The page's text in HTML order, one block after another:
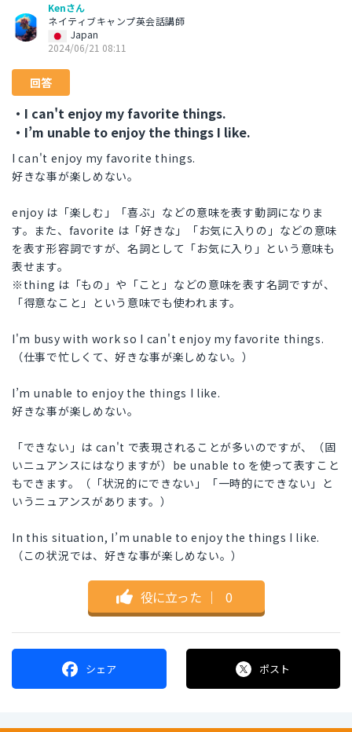
Kenさん
ネイティブキャンプ英会話講師
Japan
2024/06/21 08:11
回答
・I can't enjoy my favorite things.
・I’m unable to enjoy the things I like.
I can't enjoy my favorite things.
好きな事が楽しめない。
enjoy は「楽しむ」「喜ぶ」などの意味を表す動詞になりま
す。また、favorite は「好きな」「お気に入りの」などの意味
を表す形容詞ですが、名詞として「お気に入り」という意味も
表せます。
※thing は「もの」や「こと」などの意味を表す名詞ですが、
「得意なこと」という意味でも使われます。
I'm busy with work so I can't enjoy my favorite things.
（仕事で忙しくて、好きな事が楽しめない。）
I’m unable to enjoy the things I like.
好きな事が楽しめない。
「できない」は can't で表現されることが多いのですが、（固
いニュアンスにはなりますが）be unable to を使って表すこと
もできます。（「状況的にできない」「一時的にできない」と
いうニュアンスがあります。）
In this situation, I’m unable to enjoy the things I like.
（この状況では、好きな事が楽しめない。）
役に立った ｜ 0
シェア ポスト